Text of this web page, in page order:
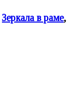
Зеркала в раме,